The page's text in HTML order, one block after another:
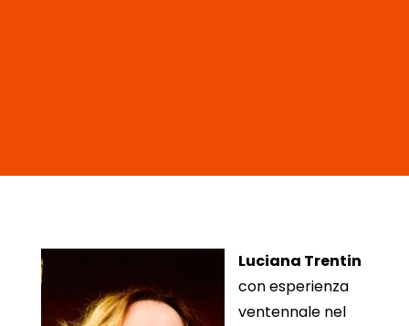
Luciana Trentin
con esperienza
ventennale nel